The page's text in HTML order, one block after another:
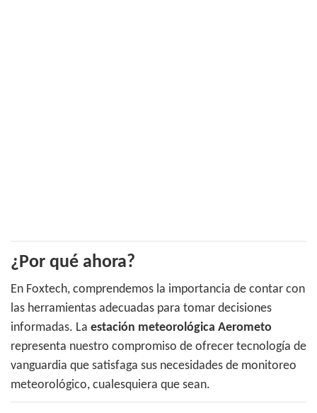
¿Por qué ahora?
En Foxtech, comprendemos la importancia de contar con
las herramientas adecuadas para tomar decisiones
informadas. La estación meteorológica Aerometo
representa nuestro compromiso de ofrecer tecnología de
vanguardia que satisfaga sus necesidades de monitoreo
meteorológico, cualesquiera que sean.